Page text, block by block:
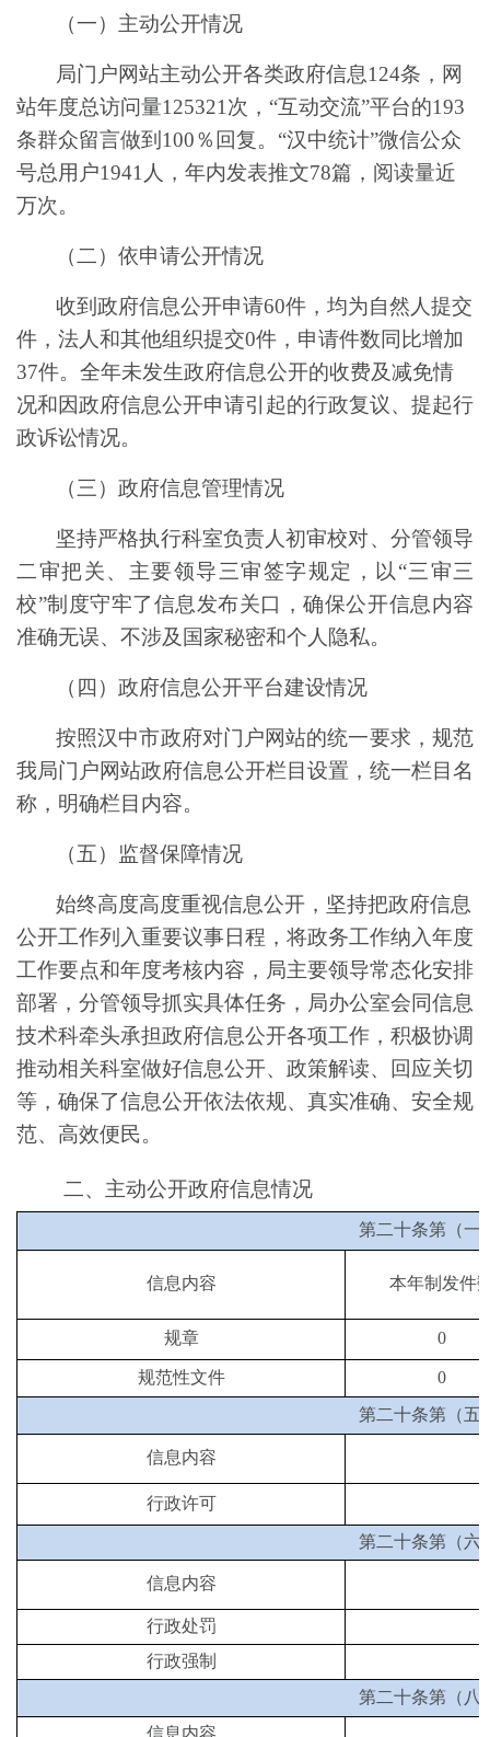
（一）主动公开情况
局门户网站主动公开各类政府信息124条， 网
站年度总访问量125321 次， “互动交流”平台的193
条群众留言做到 100％ 回复。 “汉中统计”微信公众
号总用户1941 人 ， 年内发表推文78篇，阅读量近
万次。
（二）依申请公开情况
收到政府信息公开申请60件，均为自然人提交
件 ， 法人和其他组织提交0件 ， 申请件数同比增加
37件。全年未发生政府信息公开的收费及减免情
况和因政府信息公开申请引起的行政复议、提起行
政诉讼情况。
（三）政府信息管理情况
坚持严格执行科室负责人初审校对、分管领导
二审把关、主要领导三审签字规定， 以 “三审三
校”制度守牢了信息发布关口 ，确保公开信息内容
准确无误、不涉及国家秘密和个人隐私。
（四）政府信息公开平台建设情况
按照汉中市政府对门户网站的统一要求，规范
我局门户网站政府信息公开栏目设置，统一栏目名
称，明确栏目内容。
（五）监督保障情况
始终高度高度重视信息公开 ， 坚持把政府信息
公开工作列入重要议事日程，将政务工作纳入年度
工作要点和年度考核内容 ， 局主要领导常态化安排
部署 ，分管领导抓实具体任务， 局办公室会同信息
技术科牵头承担政府信息公开各项工作 ， 积极协调
推动相关科室做好信息公开、政策解读、回应关切
等 ， 确保了信息公开依法依规、真实准确、安全规
范、高效便民。
二、主动公开政府信息情况
第二十条第（一
信息内容 本年制发件
规章 0
规范性文件
0
第二十条第（五
信息内容
行政许可
第二十条第（六
信息内容
行政处罚
行政强制
第二十条第（八
信息内容